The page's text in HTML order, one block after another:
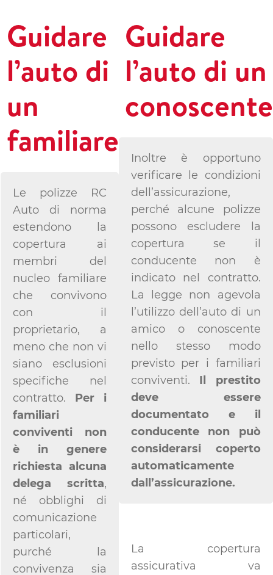
Guidare
l’auto di
un
familiare
Le polizze RC
Auto di norma
estendono la
copertura ai
membri del
nucleo familiare
che convivono
con il
proprietario, a
meno che non vi
siano esclusioni
specifiche nel
contratto. Per i
familiari
conviventi non
è in genere
richiesta alcuna
delega scritta,
né obblighi di
comunicazione
particolari,
purché la
convivenza sia
Guidare
l’auto di un
conoscente
Inoltre è opportuno
verificare le condizioni
dell’assicurazione,
perché alcune polizze
possono escludere la
copertura se il
conducente non è
indicato nel contratto.
La legge non agevola
l’utilizzo dell’auto di un
amico o conoscente
nello stesso modo
previsto per i familiari
conviventi. Il prestito
deve essere
documentato e il
conducente non può
considerarsi coperto
automaticamente
dall’assicurazione.
La copertura
assicurativa va